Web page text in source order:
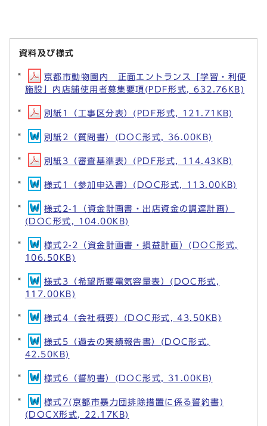
資料及び様式
京都市動物園内 正面エントランス「学習・利便
施設」内店舗使用者募集要項(PDF形式, 632.76KB)
別紙1（工事区分表）(PDF形式, 121.71KB)
別紙2（質問書）(DOC形式, 36.00KB)
別紙3（審査基準表）(PDF形式, 114.43KB)
様式1（参加申込書）(DOC形式, 113.00KB)
様式2-1（資金計画書・出店資金の調達計画）
(DOC形式, 104.00KB)
様式2-2（資金計画書・損益計画）(DOC形式,
106.50KB)
様式3（希望所要電気容量表）(DOC形式,
117.00KB)
様式4（会社概要）(DOC形式, 43.50KB)
様式5（過去の実績報告書）(DOC形式,
42.50KB)
様式6（誓約書）(DOC形式, 31.00KB)
様式7(京都市暴力団排除措置に係る誓約書)
(DOCX形式, 22.17KB)